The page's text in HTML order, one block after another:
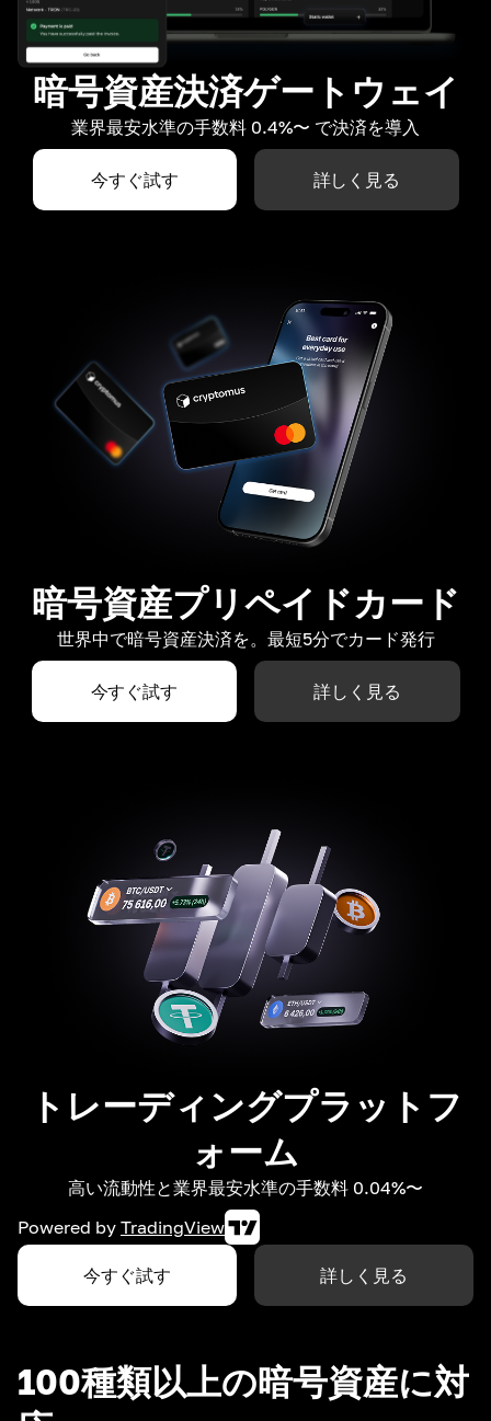
暗号資産決済ゲートウェイ
業界最安水準の手数料 0.4%〜 で決済を導入
今すぐ試す 詳しく見る
暗号資産プリペイドカード
世界中で暗号資産決済を。最短5分でカード発行
今すぐ試す 詳しく見る
トレーディングプラットフ
ォーム
高い流動性と業界最安水準の手数料 0.04%〜
Powered by TradingView
今すぐ試す 詳しく見る
100種類以上の暗号資産に対